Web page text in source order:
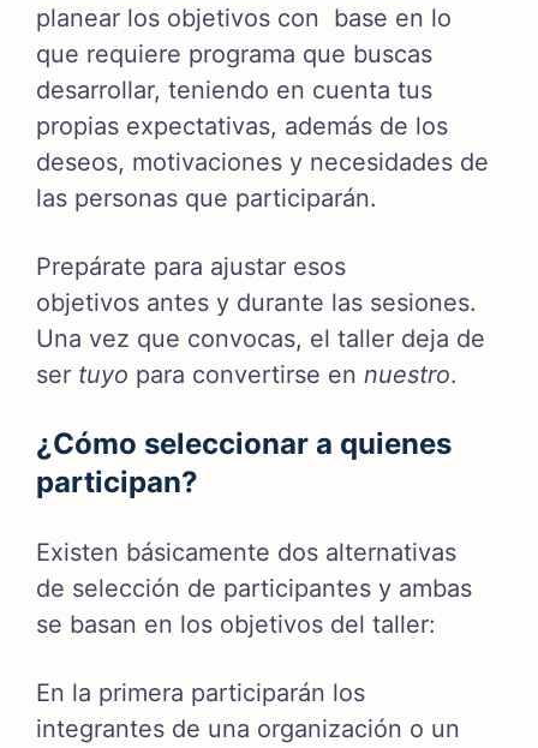
planear los objetivos con base en lo
que requiere programa que buscas
desarrollar, teniendo en cuenta tus
propias expectativas, además de los
deseos, motivaciones y necesidades de
las personas que participarán.
Prepárate para ajustar esos
objetivos antes y durante las sesiones.
Una vez que convocas, el taller deja de
ser tuyo para convertirse en nuestro.
¿Cómo seleccionar a quienes
participan?
Existen básicamente dos alternativas
de selección de participantes y ambas
se basan en los objetivos del taller:
En la primera participarán los
integrantes de una organización o un